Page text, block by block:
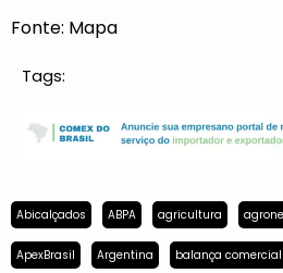
Fonte: Mapa
Tags:
Abicalçados ABPA agricultura
ApexBrasil Argentina balança comercial